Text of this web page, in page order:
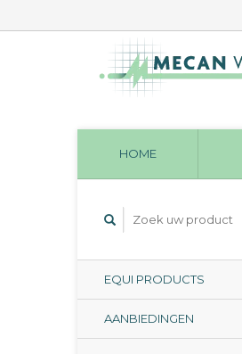
HOME
EQUI PRODUCTS
AANBIEDINGEN